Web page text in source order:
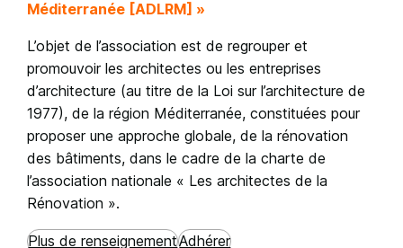
Méditerranée [ADLRM] »
L’objet de l’association est de regrouper et
promouvoir les architectes ou les entreprises
d’architecture (au titre de la Loi sur l’architecture de
1977), de la région Méditerranée, constituées pour
proposer une approche globale, de la rénovation
des bâtiments, dans le cadre de la charte de
l’association nationale « Les architectes de la
Rénovation ».
Plus de renseignementAdhérer